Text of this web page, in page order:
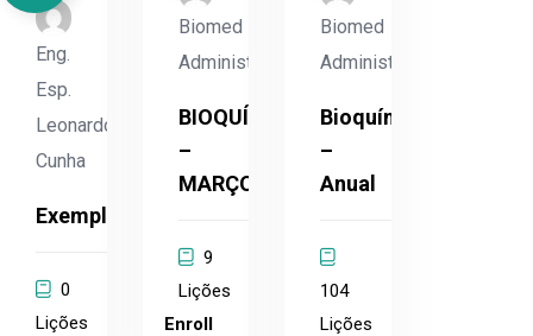
Eng.
Esp.
Leonardo
Cunha
Exemplo
0
Lições
Biomed
Administrador
BIOQUÍMICA
–
MARÇO
9
Lições
Enroll
Biomed
Administrador
Bioquímica
–
Anual
104
Lições